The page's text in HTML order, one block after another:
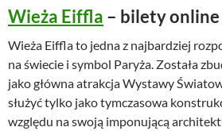
Wieża Eiffla – bilety online
Wieża Eiffla to jedna z najbardziej
na świecie i symbol Paryża. Została
jako główna atrakcja Wystawy
służyć tylko jako tymczasowa
względu na swoją imponującą